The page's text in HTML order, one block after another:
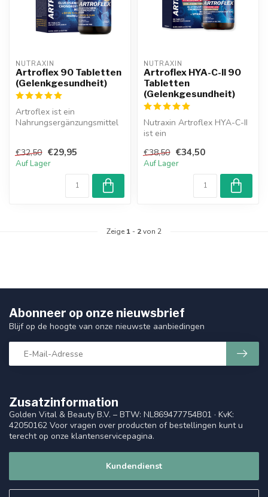
NUTRAXIN
Artroflex 90 Tabletten
(Gelenkgesundheit)
Artroflex ist ein
Nahrungsergänzungsmittel
€32,50 €29,95
Auf Lager
NUTRAXIN
Artroflex HYA-C-II 90
Tabletten
(Gelenkgesundheit)
Nutraxin Artroflex HYA-C-II
ist ein
das entwickelt wur...
€38,50 €34,50
Auf Lager
Zeige 1 - 2von 2
Zusatzinformation
Golden Vital & Beauty B.V. – BTW: NL869477754B01 · KvK:
42050162 Voor vragen over producten of bestellingen kunt u
terecht op onze klantenservicepagina.
Kundendienst
Abonneer op onze nieuwsbrief
Blijf op de hoogte van onze nieuwste aanbiedingen